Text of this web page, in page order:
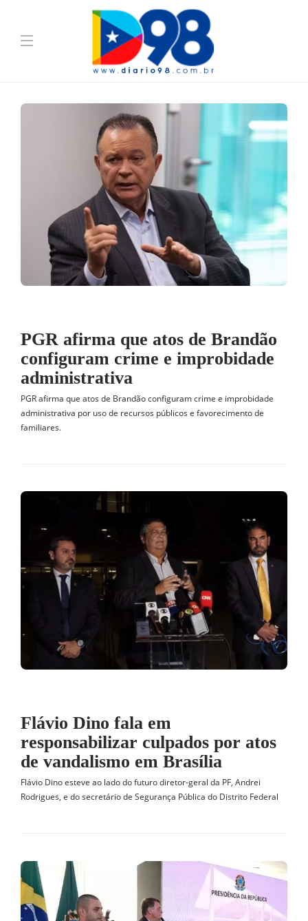
PGR afirma que atos de Brandão
configuram crime e improbidade
administrativa
PGR afirma que atos de Brandão configuram crime e improbidade
administrativa por uso de recursos públicos e favorecimento de
familiares.
Flávio Dino fala em
responsabilizar culpados por atos
de vandalismo em Brasília
Flávio Dino esteve ao lado do futuro diretor-geral da PF, Andrei
Rodrigues, e do secretário de Segurança Pública do Distrito Federal